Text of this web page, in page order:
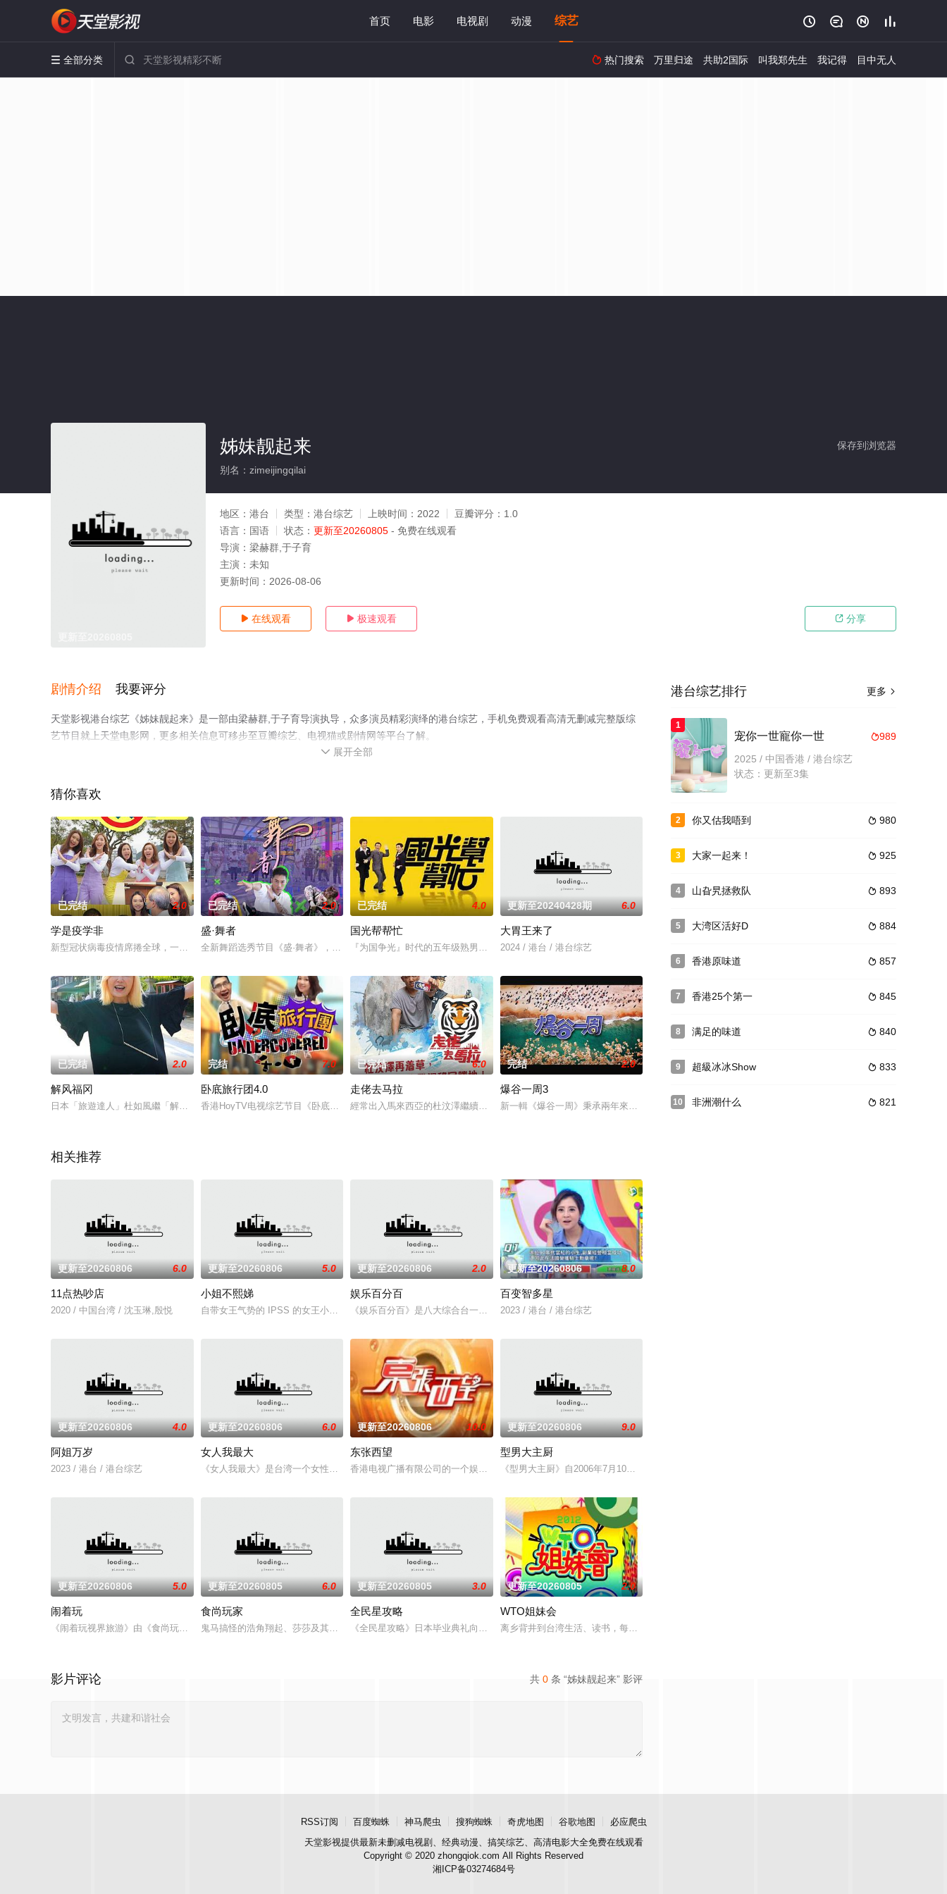
首页 电影 电视剧 动漫 综艺    
 全部分类   热门搜索 万里归途 共助2国际 叫我郑先生 我记得 目中无人
保存到浏览器
姊妹靓起来
别名：zimeijingqilai
地区： 港台 类型： 港台综艺 上映时间： 2022 豆瓣评分： 1.0
语言： 国语 状态： 更新至20260805 - 免费在线观看
导演： 梁赫群,于子育
主演： 未知
更新时间： 2026-08-06
 在线观看  极速观看  分享
剧情介绍 我要评分
天堂影视港台综艺《姊妹靓起来》是一部由梁赫群,于子育导演执导，众多演员精彩演绎的港台综艺，手机免费观看高清无删减完整版综
艺节目就上天堂电影网，更多相关信息可移步至豆瓣综艺、电视猫或剧情网等平台了解。
 展开全部
猜你喜欢
已完结 2.0
学是疫学非
新型冠状病毒疫情席捲全球，一众是非精联同多名学者、达人向观众拆解「抗疫是与非」！全城抢购口罩，扑得到亦要
已完结 2.0
盛·舞者
全新舞蹈选秀节目《盛·舞者》，将见证香港出色的舞者，为成就舞蹈理想，踏上不平凡之路。高手在民间！排舞师会
已完结 4.0
国光帮帮忙
『为国争光』时代的五年级熟男，孙鹏、庹宗康及屈中恒共同入主三立都会台全新晚间十一点线【国光帮帮忙】[1]
更新至20240428期 6.0
大胃王来了
2024 / 港台 / 港台综艺
已完结 2.0
解风福冈
日本「旅遊達人」杜如風繼「解風」東京、大阪後，今次重回她首次去日本旅遊的目的地—福岡，貫徹「瘋狂」、「癲
完结 7.0
卧底旅行团4.0
香港HoyTV电视综艺节目《卧底旅行团》最新一季又来了，节目系列继续有李尚正和卢颂恩，搞笑混入各种参差的
已完结 6.0
走佬去马拉
經常出入馬來西亞的杜汶澤繼續擔任移民顧問，走勻吉隆坡、怡保、檳城，重溫過往在馬拉遇過的浮誇奇人奇食奇事，
完结 2.0
爆谷一周3
新一輯《爆谷一周》秉承兩年來的使命，繼續為觀眾帶來全城，以至全球電影、電視、 演唱會、舞台劇等最熱
相关推荐
更新至20260806 6.0
11点热吵店
2020 / 中国台湾 / 沈玉琳,殷悦
更新至20260806 5.0
小姐不熙娣
自带女王气势的 IPSS 的女王小Ｓ，睽违六年强势回归！以女性出发点的节目议题，聚焦女性的职场与生活感受
更新至20260806 2.0
娱乐百分百
《娱乐百分百》是八大综合台一档娱乐新闻节目，每天报道最新的娱乐新闻，节目还会请嘉宾现场访谈！节目贴近年轻
更新至20260806 8.0
百变智多星
2023 / 港台 / 港台综艺
更新至20260806 4.0
阿姐万岁
2023 / 港台 / 港台综艺
更新至20260806 6.0
女人我最大
《女人我最大》是台湾一个女性类的电视娱乐节目，讨论各种女性感兴趣的话题——从头到脚，从里到外，从身体到心
更新至20260806 10.0
东张西望
香港电视广播有限公司的一个娱乐及时事新闻节目，2005年6月6日起逢星期一至五香港时间1930-2000
更新至20260806 9.0
型男大主厨
《型男大主厨》自2006年7月10日首播推出以来，收视率长期占据台湾美食教学类节目收视第一名的位置，内容
更新至20260806 5.0
闹着玩
《闹着玩视界旅游》由《食尚玩家》建造团队以及浩角翔起、颜永烈，重新拾起主持棒，带大家继续闹着玩！
更新至20260805 6.0
食尚玩家
鬼马搞怪的浩角翔起、莎莎及其他主持人，以轻松有趣、非一般的旅游方式，带你游遍世界各地！不管是奢侈豪华团或
更新至20260805 3.0
全民星攻略
《全民星攻略》日本毕业典礼向学长要制服的第二颗钮釦代表著什麽意思呢？喜欢金庸小说的人必须要来挑战这一题，
更新至20260805 2.0
WTO姐妹会
离乡背井到台湾生活、读书，每个台湾新住民难免会因为文化差异、风俗不同，在日常生活上遇到许多有趣的
共 0 条 “姊妹靓起来” 影评
影片评论
更多 
港台综艺排行
1
989
宠你一世寵你一世
2025 / 中国香港 / 港台综艺
状态：更新至3集
2  980
你又估我唔到
3  925
大家一起来！
4  893
山旮旯拯救队
5  884
大湾区活好D
6  857
香港原味道
7  845
香港25个第一
8  840
满足的味道
9  833
超級冰冰Show
10  821
非洲潮什么
RSS订阅 百度蜘蛛 神马爬虫 搜狗蜘蛛 奇虎地图 谷歌地图
必应爬虫
天堂影视提供最新未删减电视剧、经典动漫、搞笑综艺、高清电影大全免费在线观看
Copyright © 2020 zhongqiok.com All Rights Reserved
湘ICP备03274684号